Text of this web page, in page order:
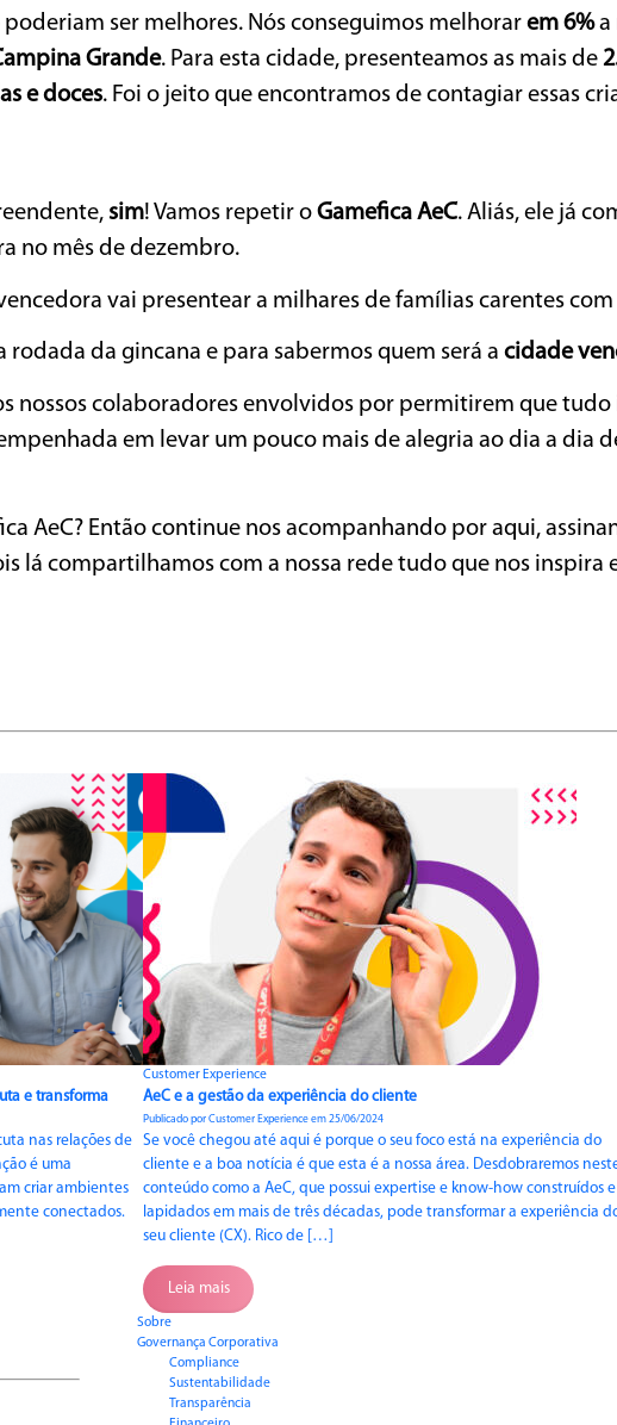
poderiam ser melhores. Nós conseguimos melhorarem 6%a
Grande. Para esta cidade, presenteamos as mais de
e doces. Foi o jeito que encontramos de contagiar essas
sim! Vamos repetir oGamefica AeC. Aliás, ele já
no mês de dezembro.
vai presentear a milhares de famílias carentes
rodada da gincana e para sabermos quem será acidade
nossos colaboradores envolvidos por permitirem que tudo
em levar um pouco mais de alegria ao dia a dia
AeC? Então continue nos acompanhando por aqui,
lá compartilhamos com a nossa rede tudo que nos inspira
e transforma
nas relações de
é uma
criar ambientes
conectados.
Customer Experience
AeC e a gestão da experiência do cliente
Publicado por Customer Experience em 25/06/2024
Se você chegou até aqui é porque o seu foco está na experiência do
cliente e a boa notícia é que esta é a nossa área. Desdobraremos
conteúdo como a AeC, que possui expertise e know-how construídos e
lapidados em mais de três décadas, pode transformar a experiência
seu cliente (CX). Rico de […]
Leia mais
Sobre
Governança Corporativa
Compliance
Sustentabilidade
Transparência